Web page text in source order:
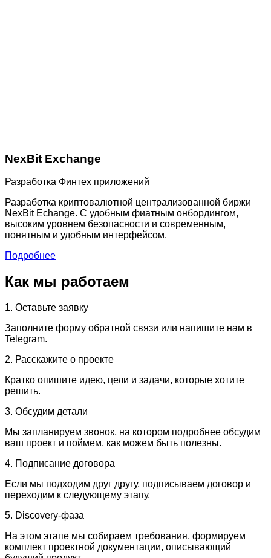
NexBit Exchange
Разработка Финтех приложений
Разработка криптовалютной централизованной биржи
NexBit Echange. С удобным фиатным онбордингом,
высоким уровнем безопасности и современным,
понятным и удобным интерфейсом.
Подробнее
Как мы работаем
1. Оставьте заявку
Заполните форму обратной связи или напишите нам в
Telegram.
2. Расскажите о проекте
Кратко опишите идею, цели и задачи, которые хотите
решить.
3. Обсудим детали
Мы запланируем звонок, на котором подробнее обсудим
ваш проект и поймем, как можем быть полезны.
4. Подписание договора
Если мы подходим друг другу, подписываем договор и
переходим к следующему этапу.
5. Discovery-фаза
На этом этапе мы собираем требования, формируем
комплект проектной документации, описывающий